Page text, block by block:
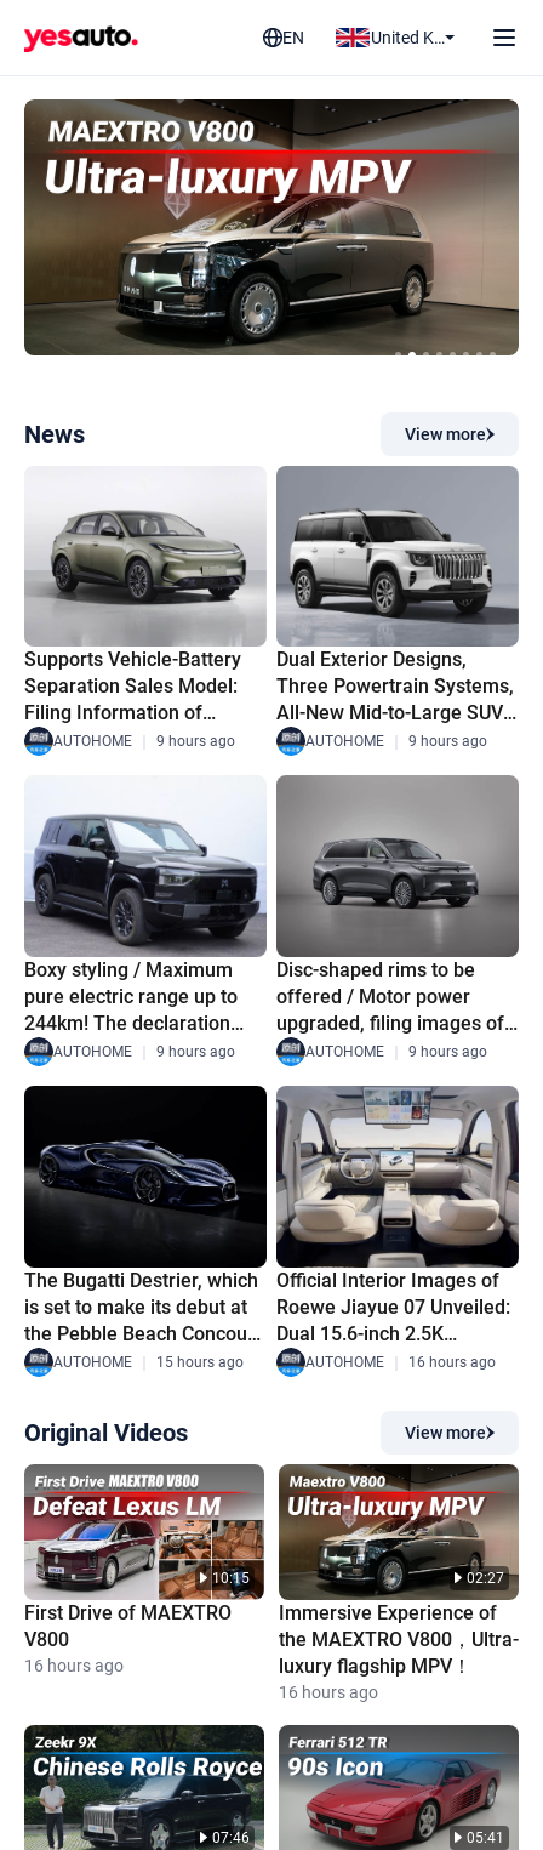
EN United Kingdom
News View more
Supports Vehicle-Battery
Separation Sales Model:
Filing Information of
ARCFOX Beta T1 Battery-
AUTOHOME 9 hours ago
Dual Exterior Designs,
Three Powertrain Systems,
All-New Mid-to-Large SUV:
Filing Information of Beijing
AUTOHOME 9 hours ago
Boxy styling / Maximum
pure electric range up to
244km! The declaration
images of the Mengshi
AUTOHOME 9 hours ago
Disc-shaped rims to be
offered / Motor power
upgraded, filing images of
Wey V9X EV leaked
AUTOHOME 9 hours ago
The Bugatti Destrier, which
is set to make its debut at
the Pebble Beach Concours
d'Elegance, has released its
a Chinese designer.
AUTOHOME 15 hours ago
Official Interior Images of
Roewe Jiayue 07 Unveiled:
Dual 15.6-inch 2.5K
Screens, Range-Extended
AUTOHOME 16 hours ago
Original Videos View more
10:15
First Drive of MAEXTRO
V800
16 hours ago
02:27
Immersive Experience of
the MAEXTRO V800，Ultra-
luxury flagship MPV！
16 hours ago
07:46 05:41